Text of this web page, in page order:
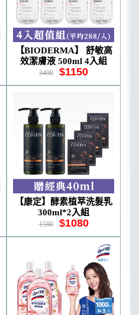
【BIODERMA】 舒敏高
效潔膚液 500ml 4入組
3400 $1150
【康定】酵素植萃洗髮乳
300ml*2入組
1580 $1080